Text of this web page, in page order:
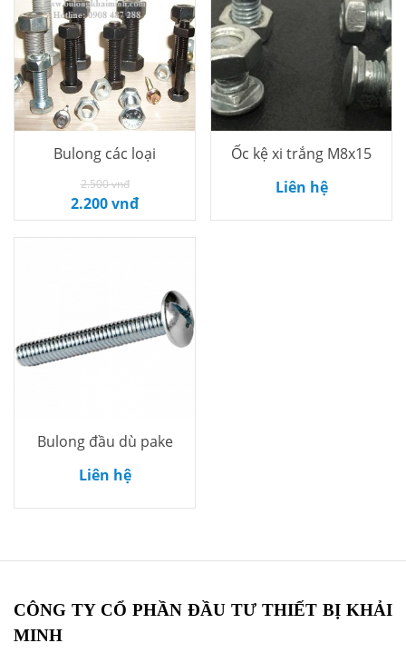
giỏ
Bulong các loại
2.500 vnđ
2.200 vnđ
Ốc kệ xi trắng M8x15
Liên hệ
Bulong đầu dù pake
Liên hệ
CÔNG TY CỔ PHẦN ĐẦU TƯ THIẾT BỊ KHẢI
MINH